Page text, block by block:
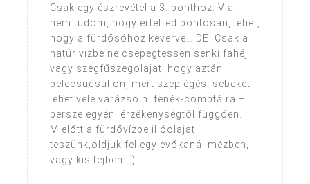
Csak egy észrevétel a 3. ponthoz: Via,
nem tudom, hogy értetted pontosan, lehet,
hogy a fürdősóhoz keverve… DE! Csak a
natúr vízbe ne csepegtessen senki fahéj
vagy szegfűszegolajat, hogy aztán
belecsücsüljön, mert szép égési sebeket
lehet vele varázsolni fenék-combtájra –
persze egyéni érzékenységtől függően.
Mielőtt a fürdővízbe illóolajat
teszünk,oldjuk fel egy evőkanál mézben,
vagy kis tejben. :)